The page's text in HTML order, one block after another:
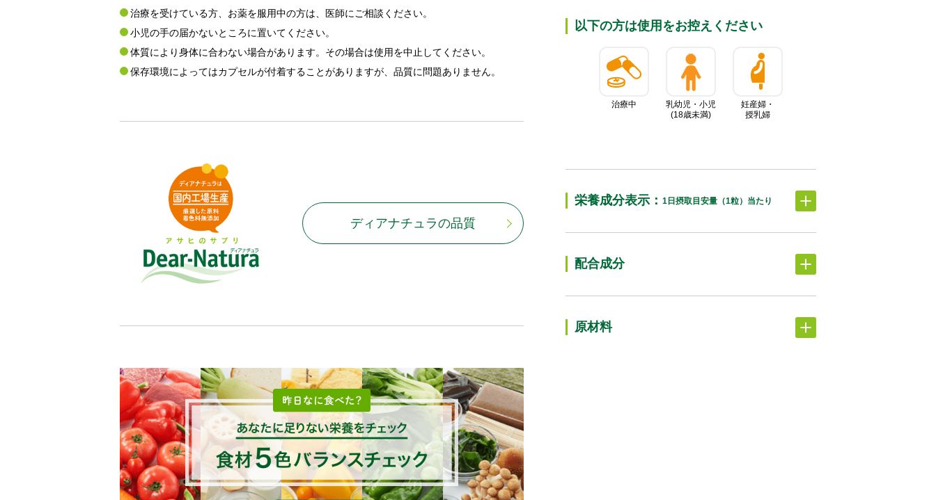
以下の⽅は使⽤をお控えください
治療中
乳幼児・小児
(18歳未満)
妊産婦・
授乳婦
栄養成分表⽰： 1日摂取目安量（1粒）当たり
配合成分
原材料
治療を受けている方、お薬を服用中の方は、医師にご相談ください。
小児の手の届かないところに置いてください。
体質により身体に合わない場合があります。その場合は使用を中止してください。
保存環境によってはカプセルが付着することがありますが、品質に問題ありません。
ディアナチュラの品質